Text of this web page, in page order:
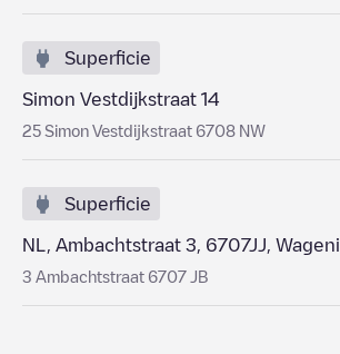
Superficie
Simon Vestdijkstraat 14
25 Simon Vestdijkstraat 6708 NW
Superficie
NL, Ambachtstraat 3, 6707JJ,
3 Ambachtstraat 6707 JB